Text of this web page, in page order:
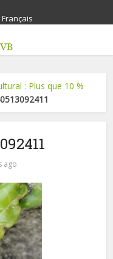
Français
: Plus que 10 %
ago